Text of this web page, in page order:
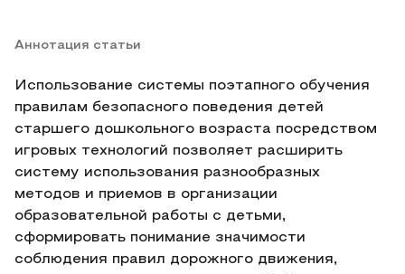
Аннотация статьи
Использование системы поэтапного обучения
правилам безопасного поведения детей
старшего дошкольного возраста посредством
игровых технологий позволяет расширить
систему использования разнообразных
методов и приемов в организации
образовательной работы с детьми,
сформировать понимание значимости
соблюдения правил дорожного движения,